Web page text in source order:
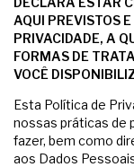
AQUI PREVISTOS
PRIVACIDADE, A
FORMAS DE
VOCÊ
Esta Política de
nossas práticas de
fazer, bem como
aos Dados